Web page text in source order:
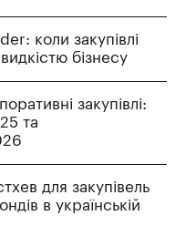
коли закупівлі
бізнесу
закупівлі:
та
для закупівель
в українській